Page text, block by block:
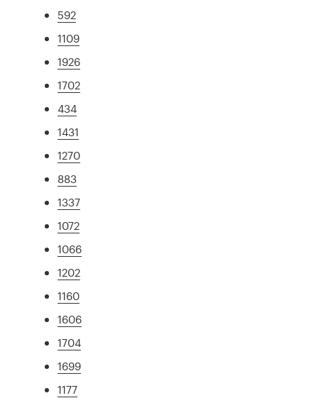
592
1109
1926
1702
434
1431
1270
883
1337
1072
1066
1202
1160
1606
1704
1699
1177